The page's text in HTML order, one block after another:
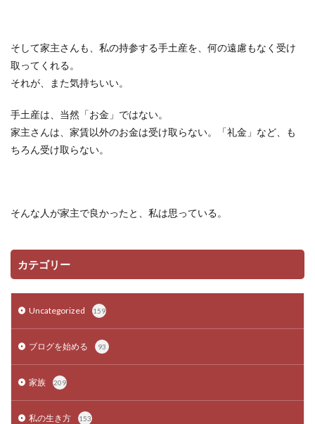
そして家主さんも、私の持参する手土産を、何の遠慮もなく受け
取ってくれる。
それが、また気持ちいい。
手土産は、当然「お金」ではない。
家主さんは、家賃以外のお金は受け取らない。「礼金」など、も
ちろん受け取らない。
そんな人が家主で良かったと、私は思っている。
カテゴリー
Uncategorized 159
ブログを始める 93
家族 209
私の生き方 153